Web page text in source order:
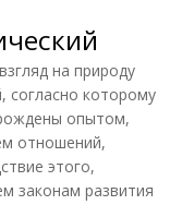
на природу
согласно которому
опытом,
отношений,
этого,
законам развития